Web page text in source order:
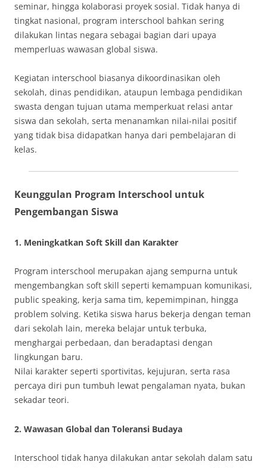
seminar, hingga kolaborasi proyek sosial. Tidak hanya di
tingkat nasional, program interschool bahkan sering
dilakukan lintas negara sebagai bagian dari upaya
memperluas wawasan global siswa.
Kegiatan interschool biasanya dikoordinasikan oleh
sekolah, dinas pendidikan, ataupun lembaga pendidikan
swasta dengan tujuan utama memperkuat relasi antar
siswa dan sekolah, serta menanamkan nilai-nilai positif
yang tidak bisa didapatkan hanya dari pembelajaran di
kelas.
Keunggulan Program Interschool untuk
Pengembangan Siswa
1. Meningkatkan Soft Skill dan Karakter
Program interschool merupakan ajang sempurna untuk
mengembangkan soft skill seperti kemampuan komunikasi,
public speaking, kerja sama tim, kepemimpinan, hingga
problem solving. Ketika siswa harus bekerja dengan teman
dari sekolah lain, mereka belajar untuk terbuka,
menghargai perbedaan, dan beradaptasi dengan
lingkungan baru.
Nilai karakter seperti sportivitas, kejujuran, serta rasa
percaya diri pun tumbuh lewat pengalaman nyata, bukan
sekadar teori.
2. Wawasan Global dan Toleransi Budaya
Interschool tidak hanya dilakukan antar sekolah dalam satu